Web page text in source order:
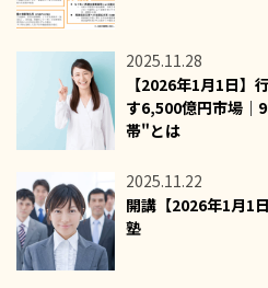
2025.11.28
【2026年1月1日】
す6,500億円市場｜
帯"とは
2025.11.22
開講【2026年1月1
塾